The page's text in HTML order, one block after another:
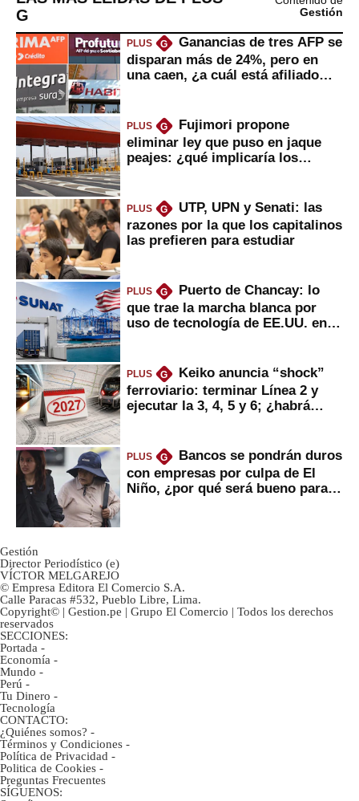
G
Gestión
PLUS G
Ganancias de tres AFP se
disparan más de 24%, pero en
una caen, ¿a cuál está afiliado
PLUS G
Fujimori propone
eliminar ley que puso en jaque
peajes: ¿qué implicaría los
PLUS G
UTP, UPN y Senati: las
razones por la que los capitalinos
las prefieren para estudiar
PLUS G
Puerto de Chancay: lo
que trae la marcha blanca por
uso de tecnología de EE.UU. en
PLUS G
Keiko anuncia “shock”
ferroviario: terminar Línea 2 y
ejecutar la 3, 4, 5 y 6; ¿habrá
PLUS G
Bancos se pondrán duros
con empresas por culpa de El
Niño, ¿por qué será bueno para
Gestión
Director Periodístico (e)
VÍCTOR MELGAREJO
© Empresa Editora El Comercio S.A.
Calle Paracas #532, Pueblo Libre, Lima.
Copyright© | Gestion.pe | Grupo El Comercio | Todos los derechos
reservados
SECCIONES:
Portada -
Economía -
Mundo -
Perú -
Tu Dinero -
Tecnología
CONTACTO:
¿Quiénes somos? -
Términos y Condiciones -
Política de Privacidad -
Politica de Cookies -
Preguntas Frecuentes
SÍGUENOS: